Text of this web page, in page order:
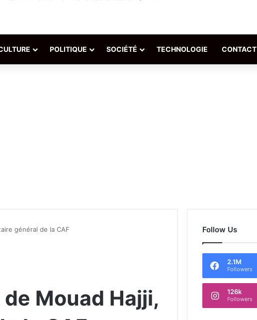
POLITIQUE SOCIÉTÉ TECHNOLOGIE CONTACT
général de la CAF
Mouad Hajji,
Follow Us
2.1M
Followers
126k
Followers